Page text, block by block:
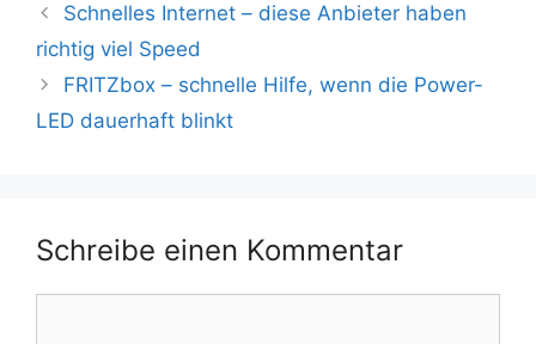
Schnelles Internet – diese Anbieter haben
richtig viel Speed
FRITZbox – schnelle Hilfe, wenn die Power-
LED dauerhaft blinkt
Schreibe einen Kommentar